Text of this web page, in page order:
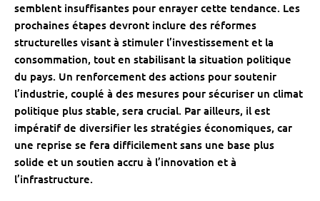
semblent insuffisantes pour enrayer cette tendance. Les
prochaines étapes devront inclure des réformes
structurelles visant à stimuler l’investissement et la
consommation, tout en stabilisant la situation politique
du pays. Un renforcement des actions pour soutenir
l’industrie, couplé à des mesures pour sécuriser un climat
politique plus stable, sera crucial. Par ailleurs, il est
impératif de diversifier les stratégies économiques, car
une reprise se fera difficilement sans une base plus
solide et un soutien accru à l’innovation et à
l’infrastructure.